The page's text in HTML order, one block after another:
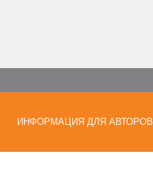
ИНФОРМАЦИЯ ДЛЯ АВТОРОВ